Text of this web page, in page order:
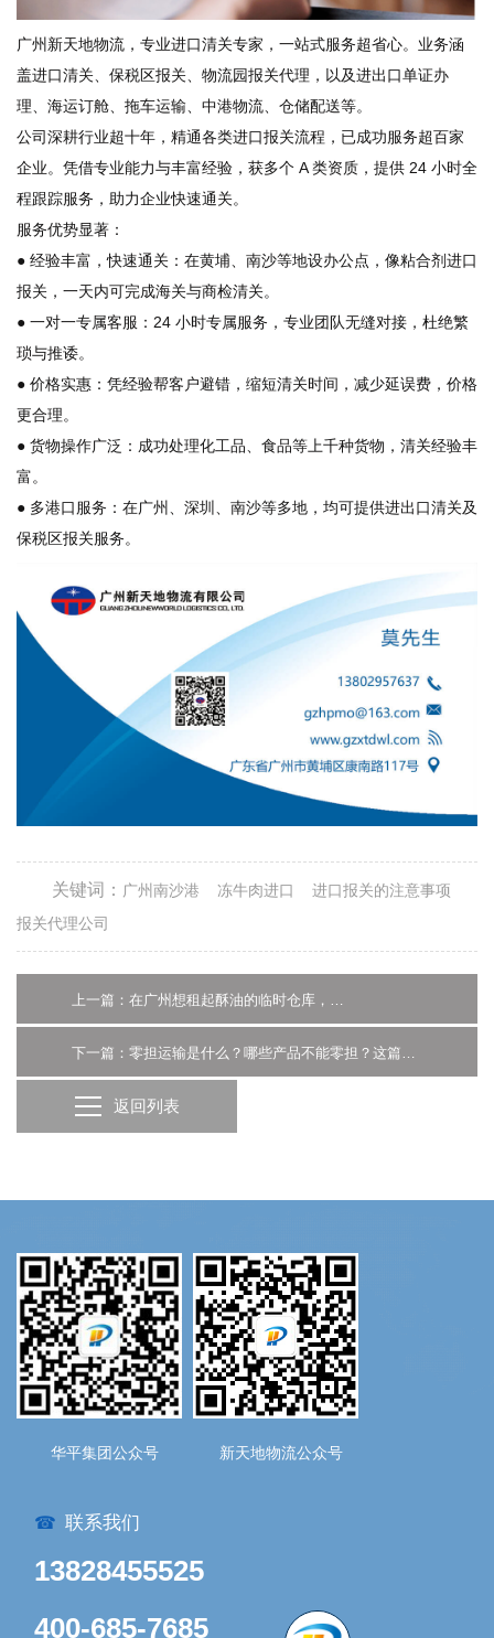
广州新天地物流，专业进口清关专家，一站式服务超省心。业务涵
盖进口清关、保税区报关、物流园报关代理，以及进出口单证办
理、海运订舱、拖车运输、中港物流、仓储配送等。
公司深耕行业超十年，精通各类进口报关流程，已成功服务超百家
企业。凭借专业能力与丰富经验，获多个 A 类资质，提供 24 小时全
程跟踪服务，助力企业快速通关。
服务优势显著：
● 经验丰富，快速通关：在黄埔、南沙等地设办公点，像粘合剂进口
报关，一天内可完成海关与商检清关。
● 一对一专属客服：24 小时专属服务，专业团队无缝对接，杜绝繁
琐与推诿。
● 价格实惠：凭经验帮客户避错，缩短清关时间，减少延误费，价格
更合理。
● 货物操作广泛：成功处理化工品、食品等上千种货物，清关经验丰
富。
● 多港口服务：在广州、深圳、南沙等多地，均可提供进出口清关及
保税区报关服务。
关键词： 广州南沙港 冻牛肉进口
进口报关的注意事项
报关代理公司
返回列表
华平集团公众号 新天地物流公众号
☎ 联系我们
13828455525
400-685-7685